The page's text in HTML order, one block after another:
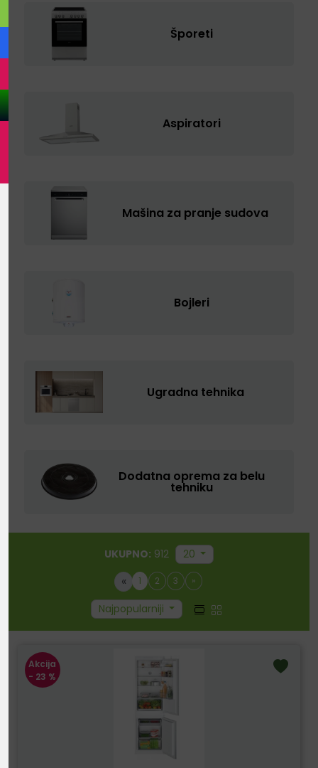
Šporeti
Aspiratori
Mašina za pranje sudova
Bojleri
Ugradna tehnika
Dodatna oprema za belu
tehniku
UKUPNO: 912 20
« 1 2 3 »
Najpopularniji
Akcija
- 23 %